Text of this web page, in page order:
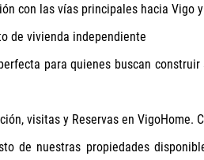
con las vías principales hacia Vigo
de vivienda independiente
para quienes buscan
visitas y Reservas en VigoHome.
de nuestras propiedades